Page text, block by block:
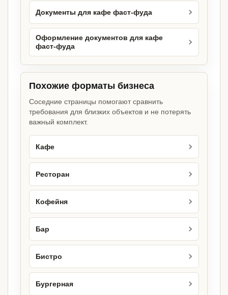
Документы для кафе фаст-фуда
Оформление документов для кафе
фаст-фуда
Похожие форматы бизнеса
Соседние страницы помогают сравнить
требования для близких объектов и не потерять
важный комплект.
Кафе
Ресторан
Кофейня
Бар
Бистро
Бургерная